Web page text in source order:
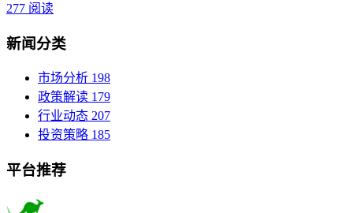
277 阅读
新闻分类
市场分析 198
政策解读 179
行业动态 207
投资策略 185
平台推荐